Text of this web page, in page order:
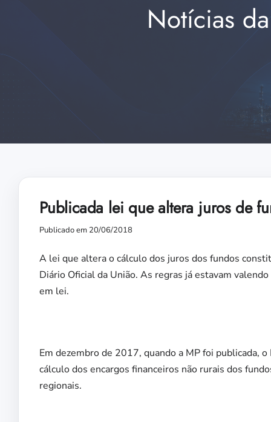
Notícias
Publicada lei que altera juros de
Publicado em 20/06/2018
A lei que altera o cálculo dos juros dos fundos
Diário Oficial da União. As regras já estavam
em lei.
Em dezembro de 2017, quando a MP foi publicada,
cálculo dos encargos financeiros não rurais dos
regionais.